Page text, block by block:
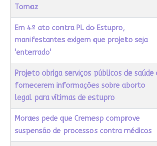
Tomaz
Em 4º ato contra PL do Estupro,
manifestantes exigem que projeto seja
'enterrado'
Projeto obriga serviços públicos de saúde
fornecerem informações sobre aborto
legal para vítimas de estupro
Moraes pede que Cremesp comprove
suspensão de processos contra médicos